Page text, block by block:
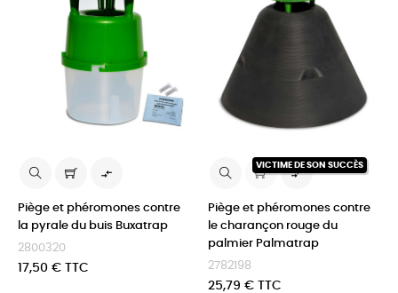

Piège et phéromones contre
la pyrale du buis Buxatrap
2800320
Prix
17,50 € TTC
VICTIME DE SON SUCCÈS

Piège et phéromones contre
le charançon rouge du
palmier Palmatrap
2782198
Prix
25,79 € TTC